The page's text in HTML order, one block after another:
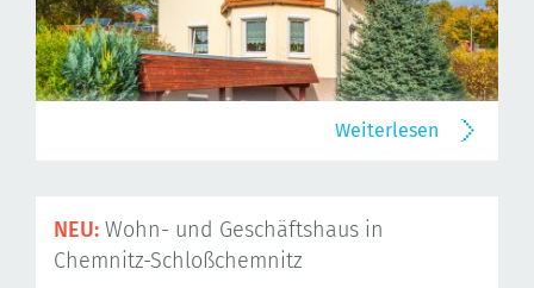
Weiterlesen
NEU: Wohn- und Geschäftshaus in
Chemnitz-Schloßchemnitz